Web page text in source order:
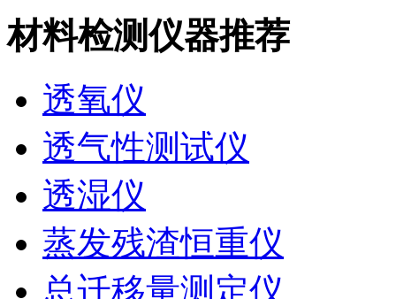
材料检测仪器推荐
透氧仪
透气性测试仪
透湿仪
蒸发残渣恒重仪
总迁移量测定仪